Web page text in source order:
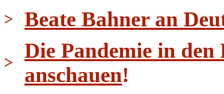
> Beate Bahner an
>
Die Pandemie in
anschauen!